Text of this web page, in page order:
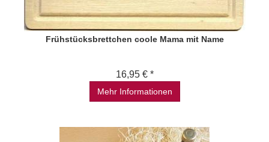
Frühstücksbrettchen coole Mama mit Name
16,95 € *
Mehr Informationen